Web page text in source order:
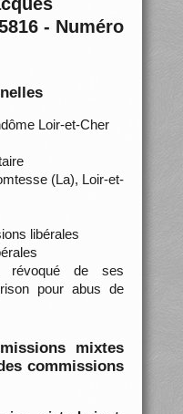
- Numéro
Loir-et-Cher
(La), Loir-et-
libérales
révoqué de ses
pour abus de
mixtes
commissions